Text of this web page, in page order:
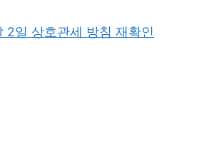
2일 상호관세 방침 재확인